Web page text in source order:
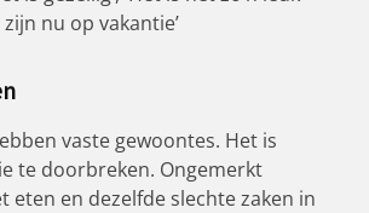
zijn nu op vakantie’
vaste gewoontes. Het is
te doorbreken. Ongemerkt
eten en dezelfde slechte zaken in